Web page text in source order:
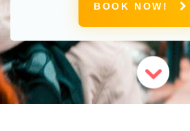
BOOK NOW!